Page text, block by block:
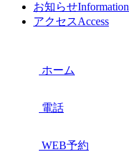
お知らせInformation
アクセスAccess
ホーム
電話
WEB予約